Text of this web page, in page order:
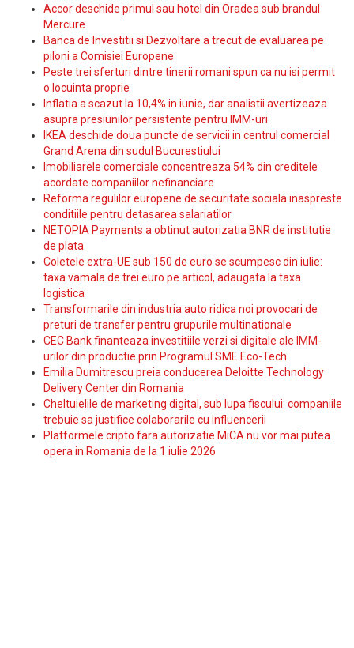
Accor deschide primul sau hotel din Oradea sub brandul
Mercure
Banca de Investitii si Dezvoltare a trecut de evaluarea pe
piloni a Comisiei Europene
Peste trei sferturi dintre tinerii romani spun ca nu isi permit
o locuinta proprie
Inflatia a scazut la 10,4% in iunie, dar analistii avertizeaza
asupra presiunilor persistente pentru IMM-uri
IKEA deschide doua puncte de servicii in centrul comercial
Grand Arena din sudul Bucurestiului
Imobiliarele comerciale concentreaza 54% din creditele
acordate companiilor nefinanciare
Reforma regulilor europene de securitate sociala inaspreste
conditiile pentru detasarea salariatilor
NETOPIA Payments a obtinut autorizatia BNR de institutie
de plata
Coletele extra-UE sub 150 de euro se scumpesc din iulie:
taxa vamala de trei euro pe articol, adaugata la taxa
logistica
Transformarile din industria auto ridica noi provocari de
preturi de transfer pentru grupurile multinationale
CEC Bank finanteaza investitiile verzi si digitale ale IMM-
urilor din productie prin Programul SME Eco-Tech
Emilia Dumitrescu preia conducerea Deloitte Technology
Delivery Center din Romania
Cheltuielile de marketing digital, sub lupa fiscului: companiile
trebuie sa justifice colaborarile cu influencerii
Platformele cripto fara autorizatie MiCA nu vor mai putea
opera in Romania de la 1 iulie 2026